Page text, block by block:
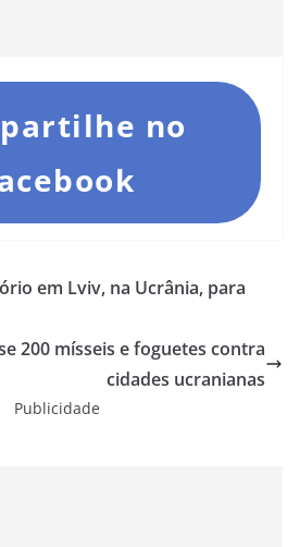
no
em Lviv, na Ucrânia, para
200 mísseis e foguetes contra
cidades ucranianas
Publicidade